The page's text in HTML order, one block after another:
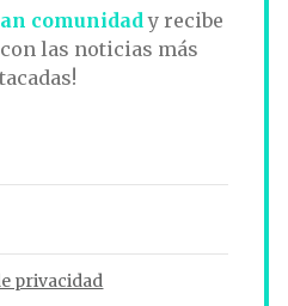
comunidady recibe
las noticias más
privacidad